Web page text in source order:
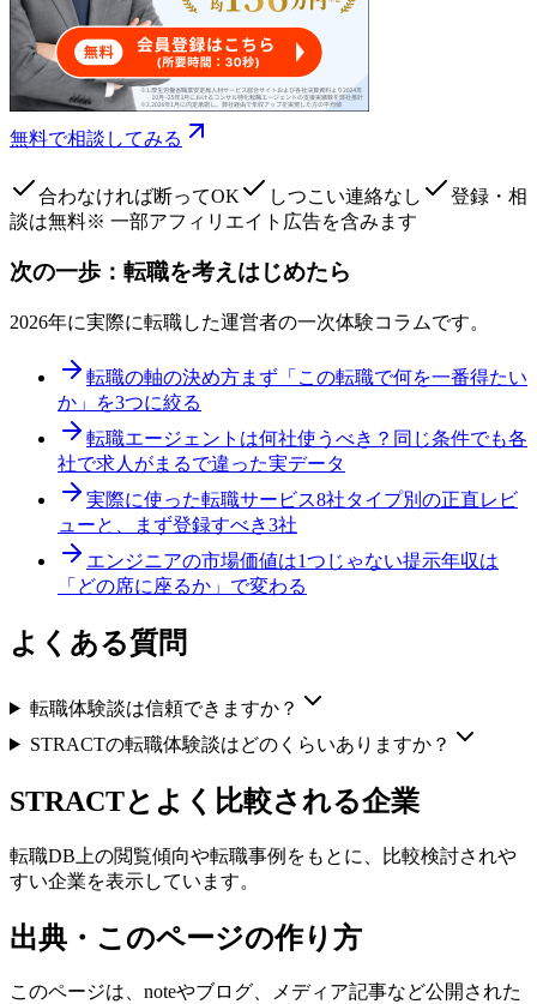
無料で相談してみる
合わなければ断ってOK しつこい連絡なし
登録・相
談は無料※ 一部アフィリエイト広告を含みます
次の一歩：転職を考えはじめたら
2026年に実際に転職した運営者の一次体験コラムです。
転職の軸の決め方まず「この転職で何を一番得たい
か」を3つに絞る
転職エージェントは何社使うべき？ 同じ条件でも各
社で求人がまるで違った実データ
実際に使った転職サービス8社タイプ別の正直レビ
ューと、まず登録すべき3社
エンジニアの市場価値は1つじゃない提示年収は
「どの席に座るか」で変わる
よくある質問
転職体験談は信頼できますか？
STRACTの転職体験談はどのくらいありますか？
STRACTとよく比較される企業
転職DB上の閲覧傾向や転職事例をもとに、比較検討されや
すい企業を表示しています。
出典・このページの作り方
このページは、noteやブログ、メディア記事など公開された